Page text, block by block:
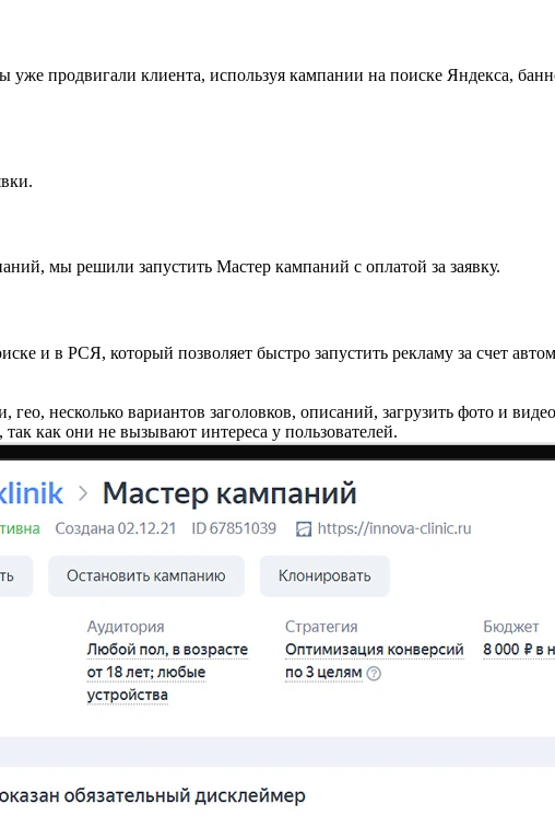
продвигали клиента, используя кампании на поиске Яндекса,
мы решили запустить Мастер кампаний с оплатой за заявку.
и в РСЯ, который позволяет быстро запустить рекламу за счет
несколько вариантов заголовков, описаний, загрузить фото и
как они не вызывают интереса у пользователей.